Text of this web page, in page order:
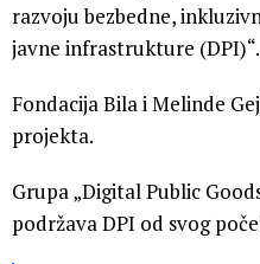
razvoju bezbedne,
javne infrastrukture (DPI)“.
Fondacija Bila i Melinde
projekta.
Grupa „Digital Public
podržava DPI od svog